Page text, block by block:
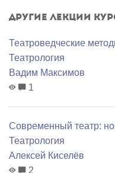
Другие лекции
Театроведческие
Театрология
Вадим Максимов
1
Современный театр:
Театрология
Алексей Киселёв
2